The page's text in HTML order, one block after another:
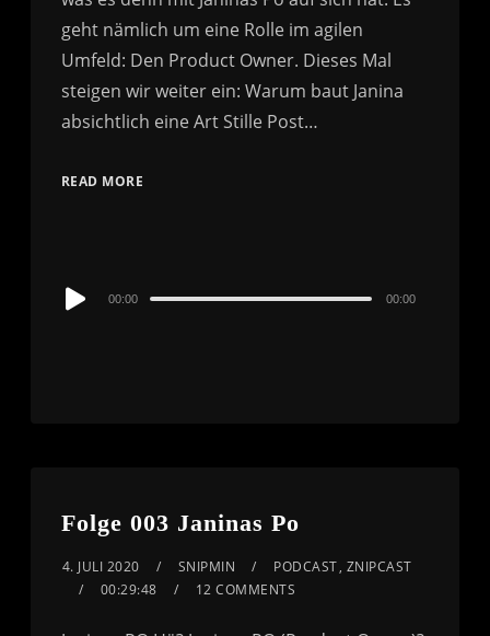
geht nämlich um eine Rolle im agilen
Umfeld: Den Product Owner. Dieses Mal
steigen wir weiter ein: Warum baut Janina
absichtlich eine Art Stille Post…
READ MORE
Audio
00:00 00:00
Folge 003 Janinas Po
4. JULI 2020 SNIPMIN PODCAST, ZNIPCAST
00:29:48
12 COMMENTS